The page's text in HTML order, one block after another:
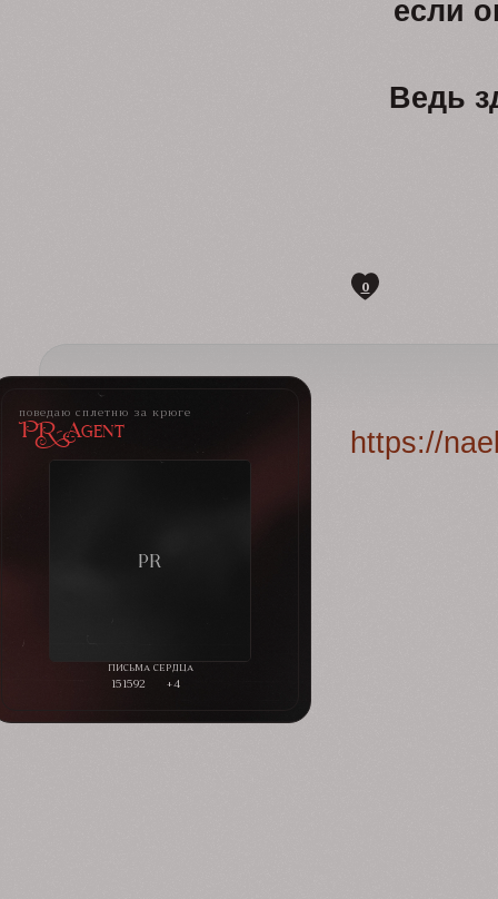
если
Ведь
0
поведаю сплетню за крюге
PR-Agent
151592 +4
https://